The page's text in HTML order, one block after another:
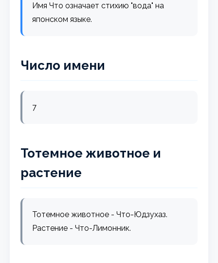
Имя Что означает стихию "вода" на
японском языке.
Число имени
7
Тотемное животное и
растение
Тотемное животное - Что-Юдзухаз.
Растение - Что-Лимонник.